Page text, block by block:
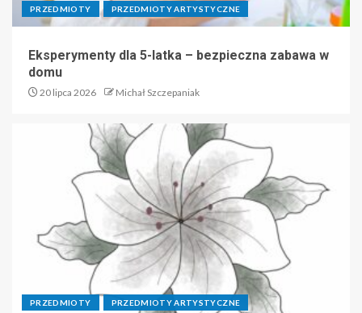
PRZEDMIOTY PRZEDMIOTY ARTYSTYCZNE
Eksperymenty dla 5-latka – bezpieczna zabawa w
domu
20 lipca 2026 Michał Szczepaniak
PRZEDMIOTY PRZEDMIOTY ARTYSTYCZNE